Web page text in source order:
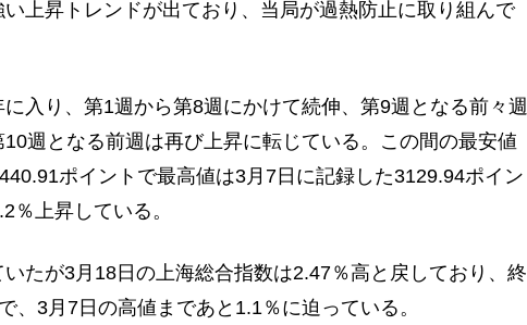
上昇トレンドが出ており、当局が過熱防止に取り組んで
入り、第1週から第8週にかけて続伸、第9週となる前々週
週となる前週は再び上昇に転じている。この間の最安値
ポイントで最高値は3月7日に記録した3129.94ポイン
％上昇している。
たが3月18日の上海総合指数は2.47％高と戻しており、終
、3月7日の高値まであと1.1％に迫っている。